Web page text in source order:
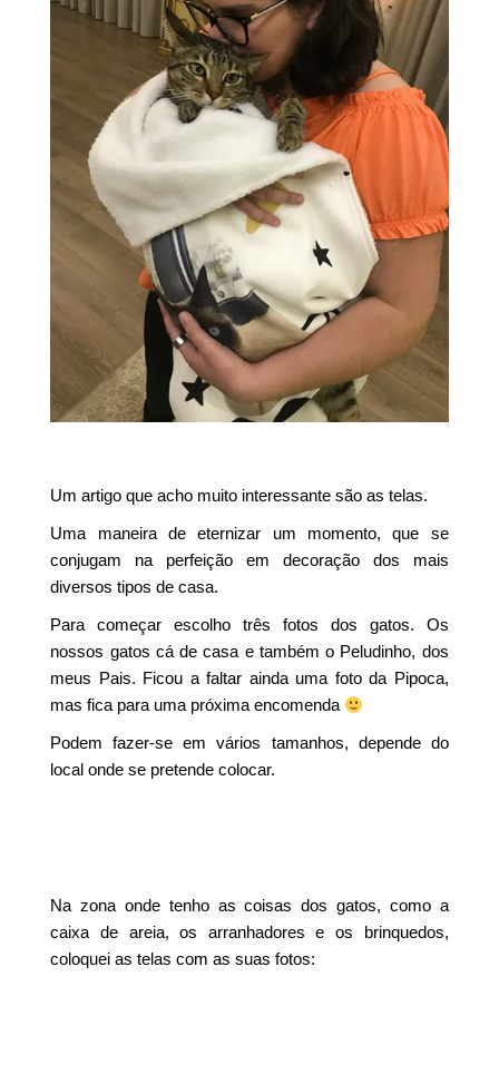
Um artigo que acho muito interessante são as telas.
Uma maneira de eternizar um momento, que se
conjugam na perfeição em decoração dos mais
diversos tipos de casa.
Para começar escolho três fotos dos gatos. Os
nossos gatos cá de casa e também o Peludinho, dos
meus Pais. Ficou a faltar ainda uma foto da Pipoca,
mas fica para uma próxima encomenda
Podem fazer-se em vários tamanhos, depende do
local onde se pretende colocar.
Na zona onde tenho as coisas dos gatos, como a
caixa de areia, os arranhadores e os brinquedos,
coloquei as telas com as suas fotos: